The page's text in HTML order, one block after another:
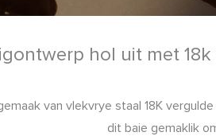
hol uit met
van vlekvrye staal 18K
dit baie gemaklik